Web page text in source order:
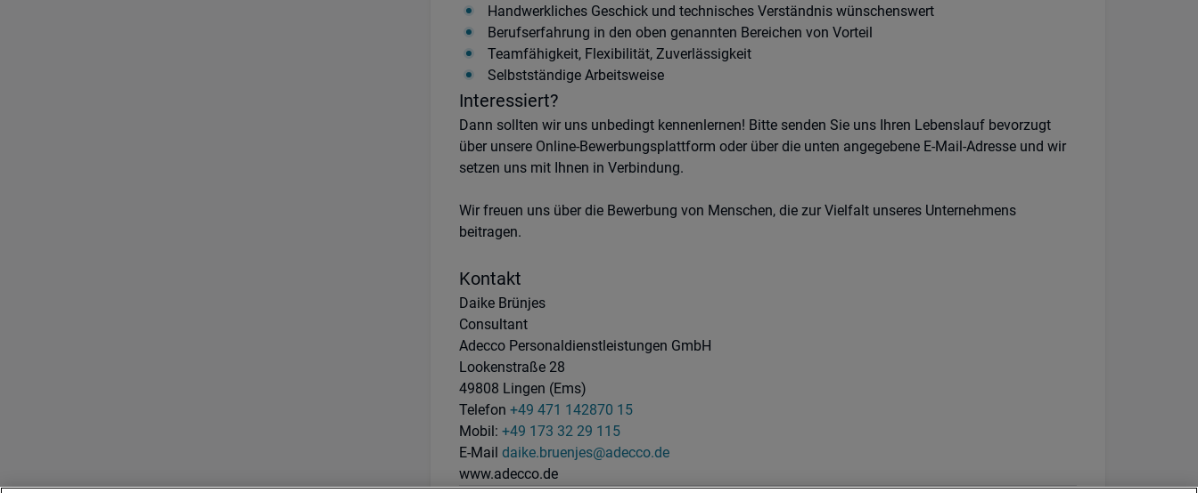
Handwerkliches Geschick und technisches Verständnis wünschenswert
Berufserfahrung in den oben genannten Bereichen von Vorteil
Teamfähigkeit, Flexibilität, Zuverlässigkeit
Selbstständige Arbeitsweise
Interessiert?
Dann sollten wir uns unbedingt kennenlernen! Bitte senden Sie uns Ihren Lebenslauf bevorzugt
über unsere Online-Bewerbungsplattform oder über die unten angegebene E-Mail-Adresse und wir
setzen uns mit Ihnen in Verbindung.
Wir freuen uns über die Bewerbung von Menschen, die zur Vielfalt unseres Unternehmens
beitragen.
Kontakt
Daike Brünjes
Consultant
Adecco Personaldienstleistungen GmbH
Lookenstraße 28
49808 Lingen (Ems)
Telefon +49 471 142870 15
Mobil: +49 173 32 29 115
E-Mail daike.bruenjes@adecco.de
www.adecco.de